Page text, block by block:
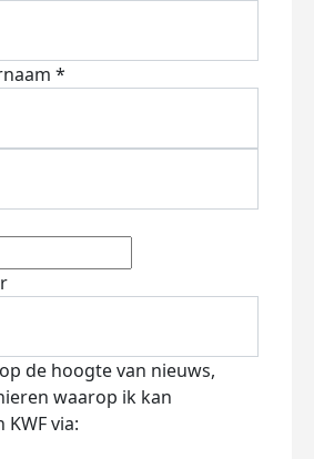
*
de hoogte van nieuws,
waarop ik kan
via: